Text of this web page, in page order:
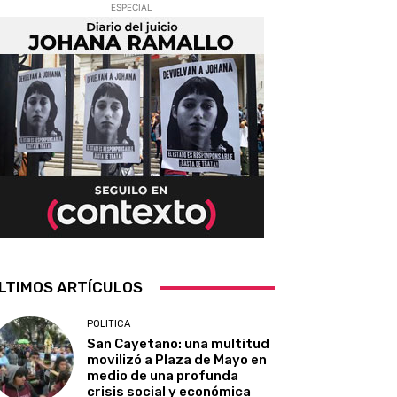
ESPECIAL
ARTÍCULOS
POLITICA
San Cayetano: una multitud
movilizó a Plaza de Mayo en
medio de una profunda
crisis social y económica